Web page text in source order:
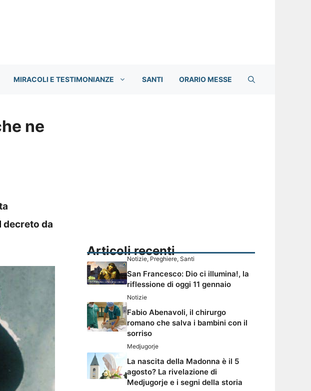
MIRACOLI E TESTIMONIANZE SANTI ORARIO MESSE
ne
decreto da
Articoli recenti
Notizie, Preghiere, Santi
San Francesco: Dio ci illumina!, la
riflessione di oggi 11 gennaio
Notizie
Fabio Abenavoli, il chirurgo
romano che salva i bambini con il
sorriso
Medjugorje
La nascita della Madonna è il 5
agosto? La rivelazione di
Medjugorje e i segni della storia